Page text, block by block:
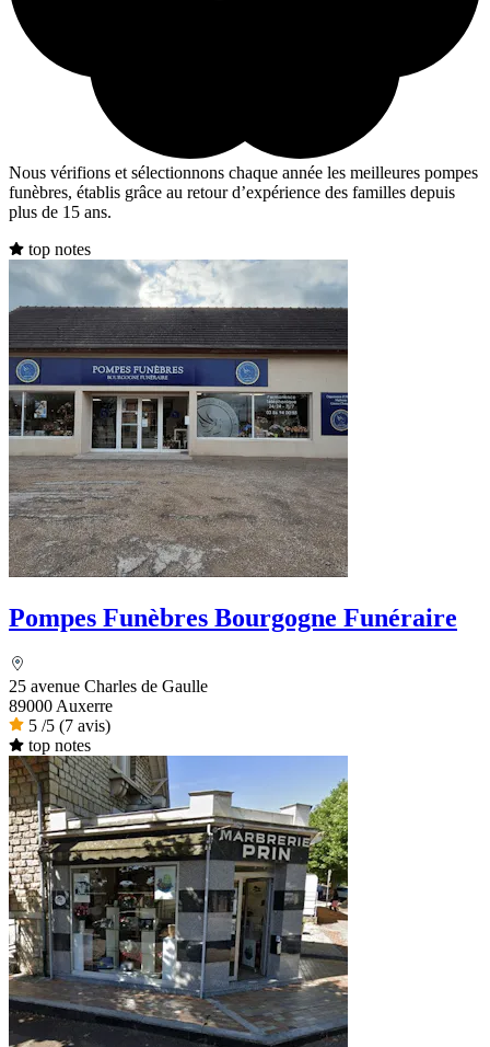
Nous vérifions et sélectionnons chaque année les meilleures pompes
funèbres, établis grâce au retour d’expérience des familles depuis
plus de 15 ans.
top notes
Pompes Funèbres Bourgogne Funéraire
25 avenue Charles de Gaulle
89000 Auxerre
5 /5 (7 avis)
top notes